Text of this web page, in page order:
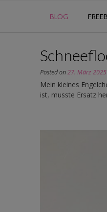
BLOG
Posted on27. März 2025
Mein kleines
ist, musste Ersatz